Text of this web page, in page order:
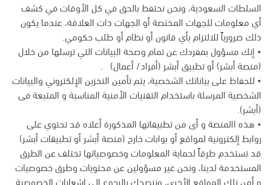
السلطات السعودية، ونحن نحتفظ بالحق في كل الأوقات في كشف
أي معلومات للجهات المختصة أو الجهات ذات العلاقة، عندما يكون
ذلك ضرورياً للالتزام بأي قانون أو نظام أو طلب حكومي.
• إنك مسؤول بمفردك عن تمام وصحة البيانات التي ترسلها من خلال
(منصة أبشر) أو تطبيق أبشر (أفراد/ أعمال) .
• للحفاظ على بياناتك الشخصية، يتم تأمين التخزين الإلكتروني والبيانات
الشخصية المرسلة باستخدام التقنيات الأمنية المناسبة و المتبعة فى
(أبشر).
• هذه االمنصة و أى من تطبيقاتها المذكورة أعلاه قد تحتوي على
روابط إلكترونية لمواقع أو بوابات خارج (منصة أبشر أو تطبيقات أبشر)
قد تستخدم طرقاً لحماية المعلومات وخصوصياتها تختلف عن الطرق
المستخدمة لدينا، ونحن غير مسؤولين عن محتويات وطرق خصوصيات
و أمن تلك المواقع الأخرى، وننصحك بالرجوع إلى إشعارات الخصوصية